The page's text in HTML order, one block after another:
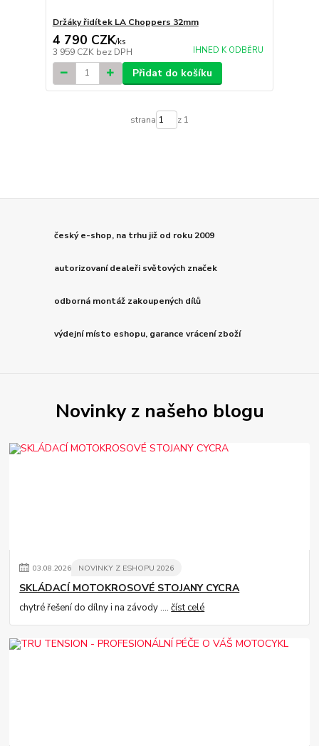
Držáky řidítek LA Choppers 32mm
4 790 CZK/ks
3 959 CZK bez DPH IHNED K ODBĚRU
Přidat do košíku
strana z 1
český e-shop, na trhu již od roku 2009
autorizovaní dealeři světových značek
odborná montáž zakoupených dílů
výdejní místo eshopu, garance vrácení zboží
Novinky z našeho blogu
03.08.2026 NOVINKY Z ESHOPU 2026
SKLÁDACÍ MOTOKROSOVÉ STOJANY CYCRA
chytré řešení do dílny i na závody ....číst celé